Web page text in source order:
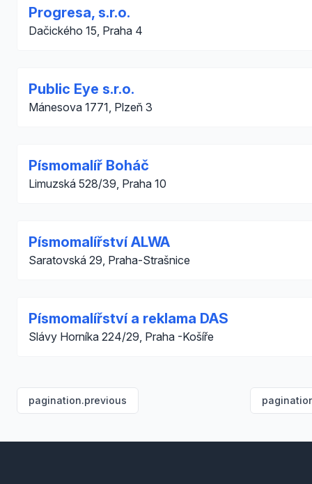
Progresa, s.r.o.
Dačického 15, Praha 4
Public Eye s.r.o.
Mánesova 1771, Plzeň 3
Písmomalíř Boháč
Limuzská 528/39, Praha 10
Písmomalířství ALWA
Saratovská 29, Praha-Strašnice
Písmomalířství a reklama DAS
Slávy Horníka 224/29, Praha -Košíře
pagination.previous